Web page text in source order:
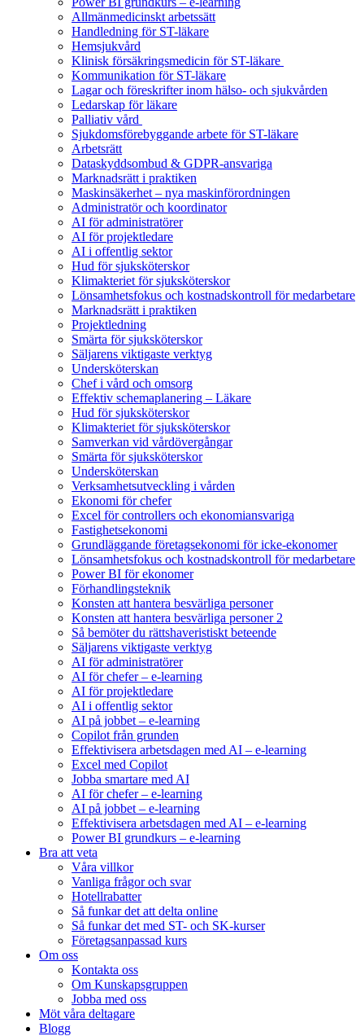
Allmänmedicinskt arbetssätt
Handledning för ST-läkare
Hemsjukvård
Klinisk försäkringsmedicin för ST-läkare
Kommunikation för ST-läkare
Lagar och föreskrifter inom hälso- och sjukvården
Ledarskap för läkare
Palliativ vård
Sjukdomsförebyggande arbete för ST-läkare
Arbetsrätt
Dataskyddsombud & GDPR-ansvariga
Marknadsrätt i praktiken
Maskinsäkerhet – nya maskinförordningen
Administratör och koordinator
AI för administratörer
AI för projektledare
AI i offentlig sektor
Hud för sjuksköterskor
Klimakteriet för sjuksköterskor
Lönsamhetsfokus och kostnadskontroll för medarbetare
Marknadsrätt i praktiken
Projektledning
Smärta för sjuksköterskor
Säljarens viktigaste verktyg
Undersköterskan
Chef i vård och omsorg
Effektiv schemaplanering – Läkare
Hud för sjuksköterskor
Klimakteriet för sjuksköterskor
Samverkan vid vårdövergångar
Smärta för sjuksköterskor
Undersköterskan
Verksamhetsutveckling i vården
Ekonomi för chefer
Excel för controllers och ekonomiansvariga
Fastighetsekonomi
Grundläggande företagsekonomi för icke-ekonomer
Lönsamhetsfokus och kostnadskontroll för medarbetare
Power BI för ekonomer
Förhandlingsteknik
Konsten att hantera besvärliga personer
Konsten att hantera besvärliga personer 2
Så bemöter du rättshaveristiskt beteende
Säljarens viktigaste verktyg
AI för administratörer
AI för chefer – e-learning
AI för projektledare
AI i offentlig sektor
AI på jobbet – e-learning
Copilot från grunden
Effektivisera arbetsdagen med AI – e-learning
Excel med Copilot
Jobba smartare med AI
AI för chefer – e-learning
AI på jobbet – e-learning
Effektivisera arbetsdagen med AI – e-learning
Power BI grundkurs – e-learning
Bra att veta
Våra villkor
Vanliga frågor och svar
Hotellrabatter
Så funkar det att delta online
Så funkar det med ST- och SK-kurser
Företagsanpassad kurs
Om oss
Kontakta oss
Om Kunskapsgruppen
Jobba med oss
Möt våra deltagare
Blogg